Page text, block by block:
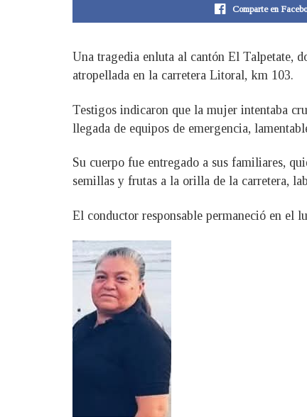
Comparte en
Una tragedia enluta al cantón El Talpetate,
atropellada en la carretera Litoral, km 103.
Testigos indicaron que la mujer intentaba
llegada de equipos de emergencia,
Su cuerpo fue entregado a sus familiares,
semillas y frutas a la orilla de la carretera,
El conductor responsable permaneció en el